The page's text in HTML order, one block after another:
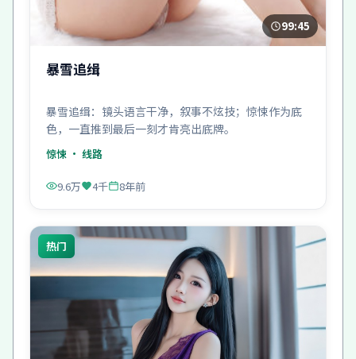
99:45
暴雪追缉
暴雪追缉：镜头语言干净，叙事不炫技；惊悚作为底
色，一直推到最后一刻才肯亮出底牌。
惊悚 · 线路
9.6万 4千 8年前
热门